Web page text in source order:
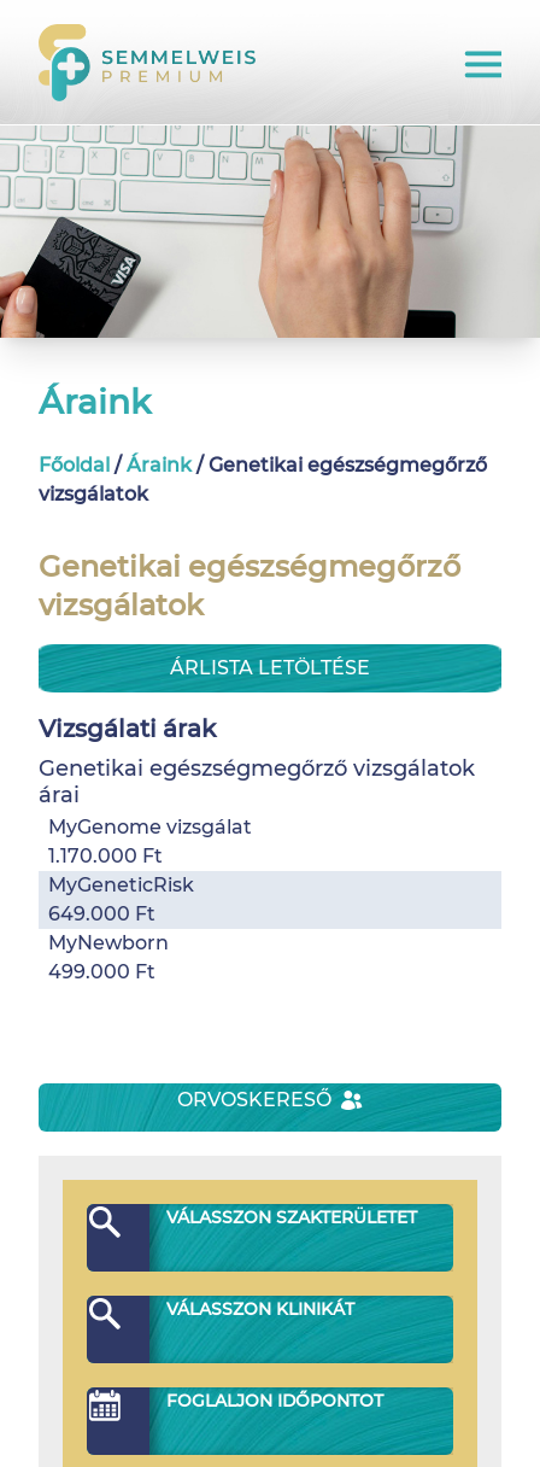
Áraink
Főoldal / Áraink /Genetikai egészség­megőrző
vizsgálatok
Genetikai egészségmegőrző
vizsgálatok
ÁRLISTA LETÖLTÉSE
Vizsgálati árak
Genetikai egészségmegőrző vizsgálatok
árai
MyGenome vizsgálat
1.170.000 Ft
MyGeneticRisk
649.000 Ft
MyNewborn
499.000 Ft
ORVOSKERESŐ
VÁLASSZON SZAKTERÜLETET
VÁLASSZON KLINIKÁT
FOGLALJON IDŐPONTOT